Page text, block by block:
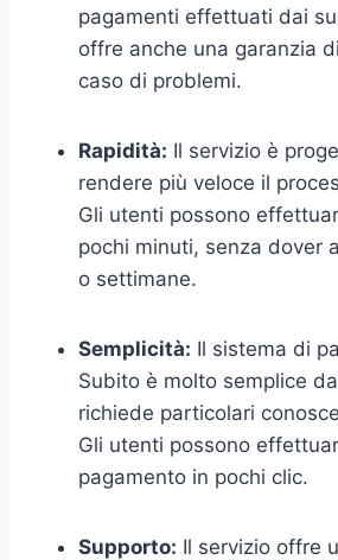
pagamenti effettuati dai
offre anche una garanzia
caso di problemi.
Rapidità: Il servizio è
rendere più veloce il
Gli utenti possono
pochi minuti, senza dover
o settimane.
Semplicità: Il sistema di
Subito è molto semplice
richiede particolari
Gli utenti possono
pagamento in pochi clic.
Supporto: Il servizio offre